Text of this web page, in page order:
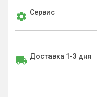
Сервис
Доставка 1-3 дня